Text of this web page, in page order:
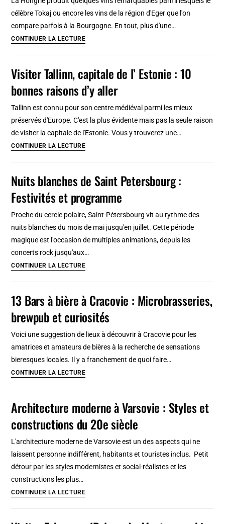
coeur
vie
[Erzsébetváros]
célèbre Tokaj ou encore les vins de la région d'Eger que l'on
compare parfois à la Bourgogne. En tout, plus d'une…
CONTINUER LA LECTUREBudapest
Bars
à
découvrir
Visiter Tallinn, capitale de l’ Estonie : 10
bonnes raisons d’y aller
Tallinn est connu pour son centre médiéval parmi les mieux
préservés d'Europe. C'est la plus évidente mais pas la seule raison
de visiter la capitale de l'Estonie. Vous y trouverez une…
CONTINUER LA LECTUREVisiter
de
l’
Estonie
:
bonnes
d’y
Nuits blanches de Saint Petersbourg :
Festivités et programme
Proche du cercle polaire, Saint-Pétersbourg vit au rythme des
nuits blanches du mois de mai jusqu'en juillet. Cette période
magique est l'occasion de multiples animations, depuis les
concerts rock jusqu'aux…
CONTINUER LA LECTURENuits
Saint
Petersbourg
13 Bars à bière à Cracovie : Microbrasseries,
brewpub et curiosités
Voici une suggestion de lieux à découvrir à Cracovie pour les
amatrices et amateurs de bières à la recherche de sensations
bieresques locales. Il y a franchement de quoi faire…
CONTINUER LA LECTURE13
bière
à
Microbrasseries,
curiosités
Architecture moderne à Varsovie : Styles et
constructions du 20e siècle
L'architecture moderne de Varsovie est un des aspects qui ne
laissent personne indifférent, habitants et touristes inclus. Petit
détour par les styles modernistes et social-réalistes et les
constructions les plus…
CONTINUER LA LECTUREArchitecture